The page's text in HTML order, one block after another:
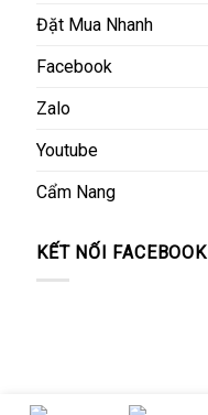
Đặt Mua Nhanh
Facebook
Zalo
Youtube
Cẩm Nang
KẾT NỐI FACEBOOK